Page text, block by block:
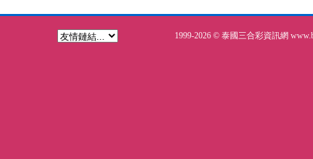
1999-2026 © 泰國三合彩資訊網